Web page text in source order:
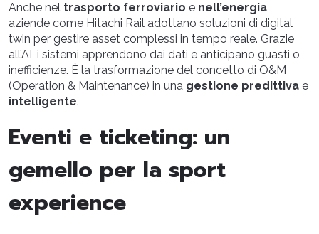
Anche nel trasporto ferroviario e nell’energia,
aziende come Hitachi Rail adottano soluzioni di digital
twin per gestire asset complessi in tempo reale. Grazie
all’AI, i sistemi apprendono dai dati e anticipano guasti o
inefficienze. È la trasformazione del concetto di O&M
(Operation & Maintenance) in una gestione predittiva e
intelligente.
Eventi e ticketing: un
gemello per la sport
experience